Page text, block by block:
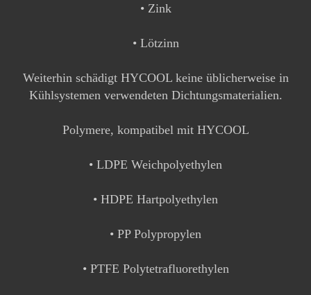
• Zink
• Lötzinn
Weiterhin schädigt HYCOOL keine üblicherweise in
Kühlsystemen verwendeten Dichtungsmaterialien.
Polymere, kompatibel mit HYCOOL
• LDPE Weichpolyethylen
• HDPE Hartpolyethylen
• PP Polypropylen
• PTFE Polytetrafluorethylen